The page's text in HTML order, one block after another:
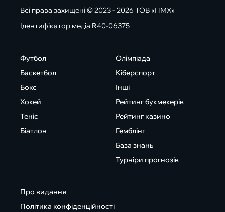
Всі права захищені © 2023 - 2026 ТОВ «ПМХ»
Ідентифікатор медіа R40-06375
Футбол
Баскетбол
Бокс
Хокей
Теніс
Біатлон
Олімпіада
Кіберспорт
Інші
Рейтинг букмекерів
Рейтинг казино
Гемблінг
База знань
Турніри прогнозів
Про видання
Політика конфіденційності